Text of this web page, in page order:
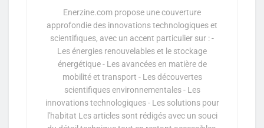
Enerzine.com propose une couverture
approfondie des innovations technologiques et
scientifiques, avec un accent particulier sur : -
Les énergies renouvelables et le stockage
énergétique - Les avancées en matière de
mobilité et transport - Les découvertes
scientifiques environnementales - Les
innovations technologiques - Les solutions pour
l'habitat Les articles sont rédigés avec un souci